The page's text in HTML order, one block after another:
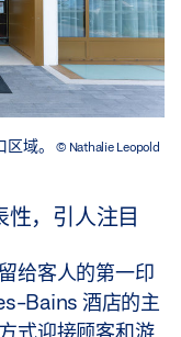
域。
© Nathalie Leopold
性，引人注目
给客人的第一印
Bains 酒店的主
式迎接顾客和游